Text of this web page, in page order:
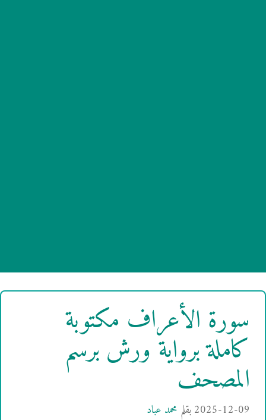
سورة الأعراف مكتوبة
كاملة برواية ورش برسم
المصحف
2025-12-09بقلم محمد عباد